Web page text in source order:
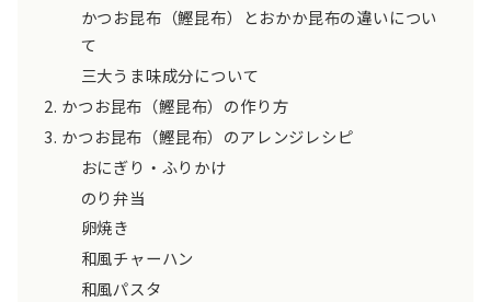
かつお昆布（鰹昆布）とおかか昆布の違いについ
て
三大うま味成分について
かつお昆布（鰹昆布）の作り方
かつお昆布（鰹昆布）のアレンジレシピ
おにぎり・ふりかけ
のり弁当
卵焼き
和風チャーハン
和風パスタ